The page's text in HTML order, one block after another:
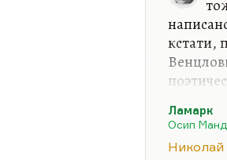
кстати,
мало
книгу.
Ламарк
Осип
Николай